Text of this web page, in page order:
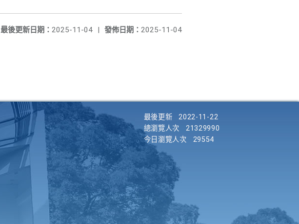
發佈日期： 2025-11-04
最後更新日期： 2025-11-04 |
最後更新
2022-11-22
總瀏覽人次
21329990
今日瀏覽人次
29554